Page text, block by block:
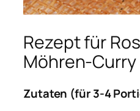
Rezept für
Möhren-Curry
Zutaten (für 3-4